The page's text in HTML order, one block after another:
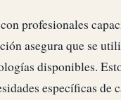
profesionales
asegura que se
disponibles.
específicas de